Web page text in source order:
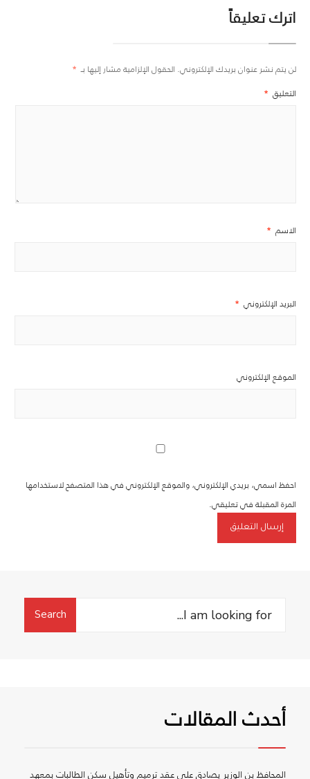
اترك تعليقاً
لن يتم نشر عنوان بريدك الإلكتروني. الحقول الإلزامية مشار إليها بـ *
التعليق *
الاسم *
البريد الإلكتروني *
الموقع الإلكتروني
احفظ اسمي، بريدي الإلكتروني، والموقع الإلكتروني في هذا المتصفح لاستخدامها
المرة المقبلة في تعليقي.
Search
Search
أحدث المقالات
المحافظ بن الوزير يصادق على عقد ترميم وتأهيل سكن الطالبات بمعهد